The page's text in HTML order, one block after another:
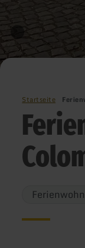
Startseite